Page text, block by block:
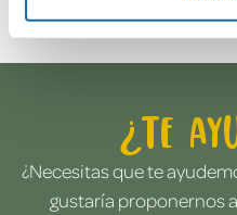
¿Te
¿Necesitas que te
gustaría proponernos